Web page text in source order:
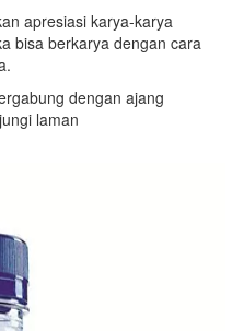
apresiasi karya-karya
bisa berkarya dengan cara
dengan ajang
laman